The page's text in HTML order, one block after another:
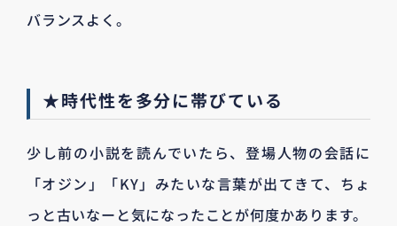
バランスよく。
★時代性を多分に帯びている
少し前の小説を読んでいたら、登場人物の会話に
「オジン」「KY」みたいな言葉が出てきて、ちょ
っと古いなーと気になったことが何度かあります。